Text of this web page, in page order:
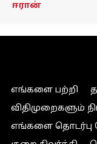
ஈரான்
எங்களை பற்றி
விதிமுறைகளும்
எங்களை